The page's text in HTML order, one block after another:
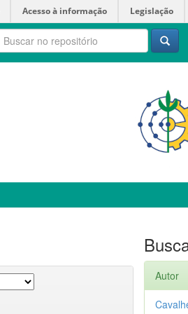
Acesso à informação Legislação
Autor